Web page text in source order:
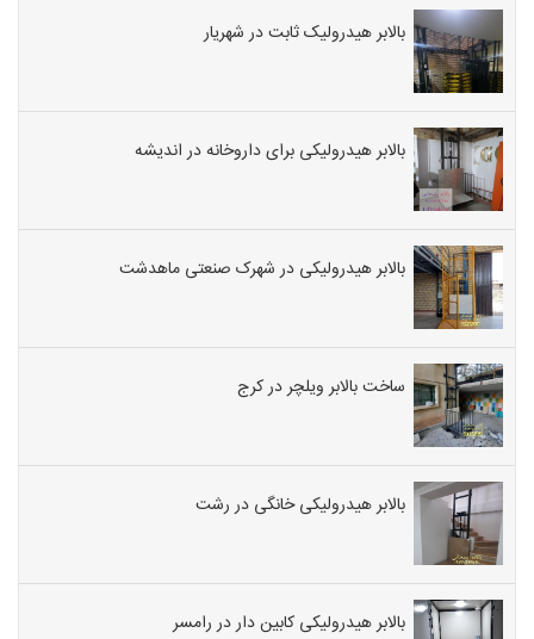
بالابر هیدرولیک ثابت در شهریار
بالابر هیدرولیکی برای داروخانه در اندیشه
بالابر هیدرولیکی در شهرک صنعتی ماهدشت
ساخت بالابر ویلچر در کرج
بالابر هیدرولیکی خانگی در رشت
بالابر هیدرولیکی کابین دار در رامسر